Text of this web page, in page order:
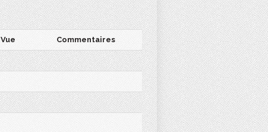
Vue Commentaires